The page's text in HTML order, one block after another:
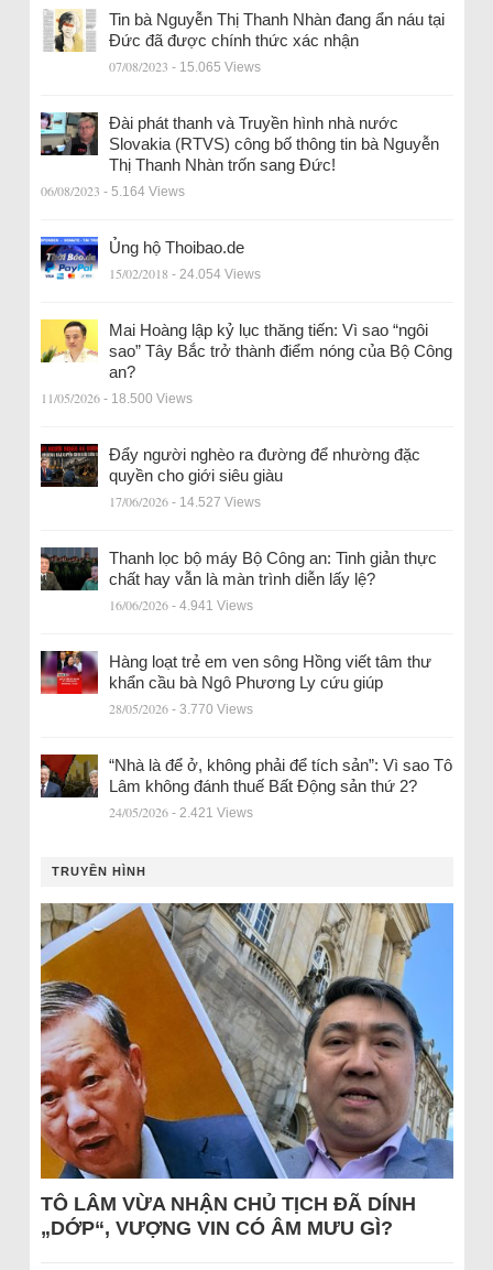
Tin bà Nguyễn Thị Thanh Nhàn đang ẩn náu tại
Đức đã được chính thức xác nhận
07/08/2023 - 15.065 Views
Đài phát thanh và Truyền hình nhà nước
Slovakia (RTVS) công bố thông tin bà Nguyễn
Thị Thanh Nhàn trốn sang Đức!
06/08/2023 - 5.164 Views
Ủng hộ Thoibao.de
15/02/2018 - 24.054 Views
Mai Hoàng lập kỷ lục thăng tiến: Vì sao “ngôi
sao” Tây Bắc trở thành điểm nóng của Bộ Công
an?
11/05/2026 - 18.500 Views
Đẩy người nghèo ra đường để nhường đặc
quyền cho giới siêu giàu
17/06/2026 - 14.527 Views
Thanh lọc bộ máy Bộ Công an: Tinh giản thực
chất hay vẫn là màn trình diễn lấy lệ?
16/06/2026 - 4.941 Views
Hàng loạt trẻ em ven sông Hồng viết tâm thư
khẩn cầu bà Ngô Phương Ly cứu giúp
28/05/2026 - 3.770 Views
“Nhà là để ở, không phải để tích sản”: Vì sao Tô
Lâm không đánh thuế Bất Động sản thứ 2?
24/05/2026 - 2.421 Views
TRUYỀN HÌNH
TÔ LÂM VỪA NHẬN CHỦ TỊCH ĐÃ DÍNH
„DỚP“, VƯỢNG VIN CÓ ÂM MƯU GÌ?